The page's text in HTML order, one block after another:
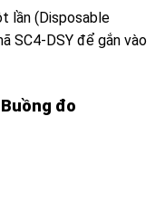
lần (Disposable
SC4-DSYđể gắn vào
đo